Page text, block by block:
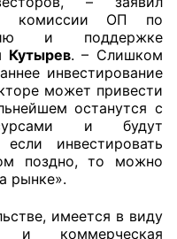
территориальных
проведению
условий
комиссии ОП по
и поддержке
Кутырев. – Слишком
инвестирование
может привести
останутся с
и будут
инвестировать
поздно, то можно
рынке».
имеется в виду
коммерческая